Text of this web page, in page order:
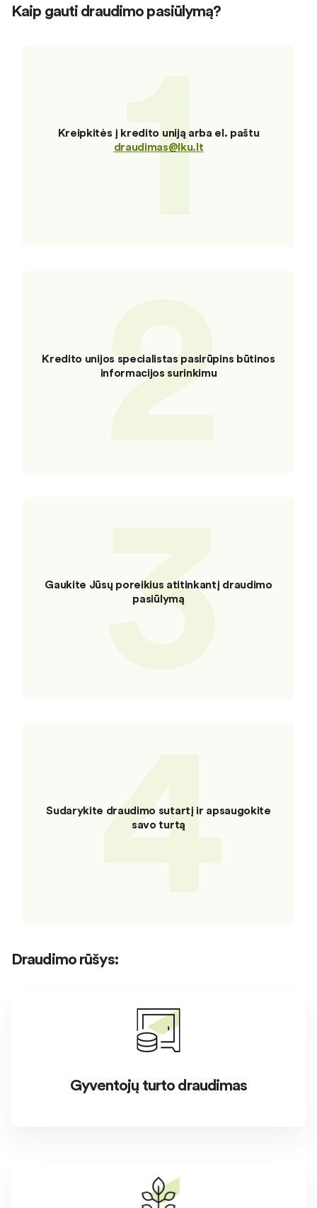
Kaip gauti draudimo pasiūlymą?
1
Kreipkitės į kredito uniją arba el. paštu
draudimas@lku.lt
2
Kredito unijos specialistas pasirūpins būtinos
informacijos surinkimu
3
Gaukite Jūsų poreikius atitinkantį draudimo
pasiūlymą
4
Sudarykite draudimo sutartį ir apsaugokite
savo turtą
Draudimo rūšys:
Gyventojų turto draudimas